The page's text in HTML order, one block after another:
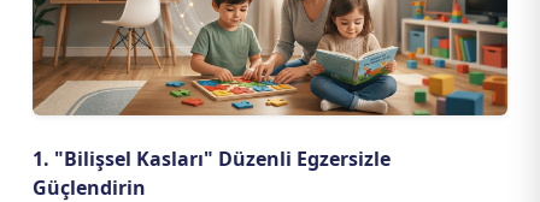
1. "Bilişsel Kasları" Düzenli Egzersizle
Güçlendirin